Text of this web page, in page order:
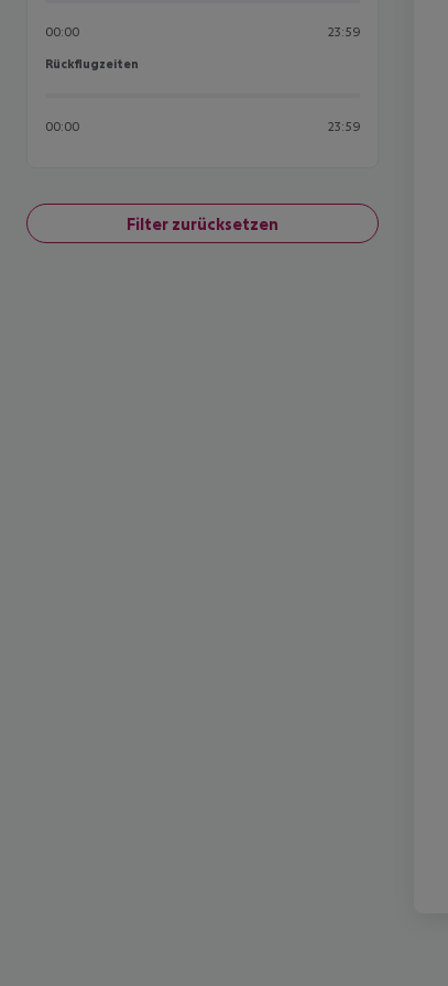
00:00 23:59
Rückflugzeiten
Rückflugzeiten
00:00 23:59
Filter zurücksetzen